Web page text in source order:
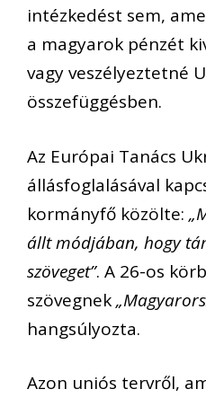
intézkedést sem,
a magyarok pénzét
vagy veszélyeztetné
összefüggésben.
Az Európai Tanács
állásfoglalásával
kormányfő közölte:
állt módjában, hogy
szöveget”. A 26-os
szövegnek
hangsúlyozta.
Azon uniós tervről,